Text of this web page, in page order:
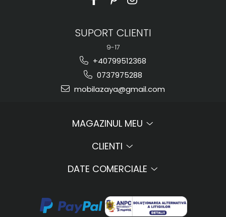
SUPORT CLIENTI
9-17
+40799512368
0737975288
mobilazaya@gmail.com
MAGAZINUL MEU
CLIENTI
DATE COMERCIALE